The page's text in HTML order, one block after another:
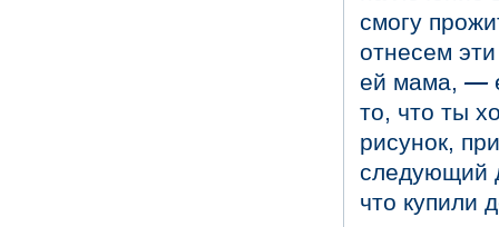
смогу
отнесем
ей мама, —
то, что ты
рисунок,
следующий
что купили